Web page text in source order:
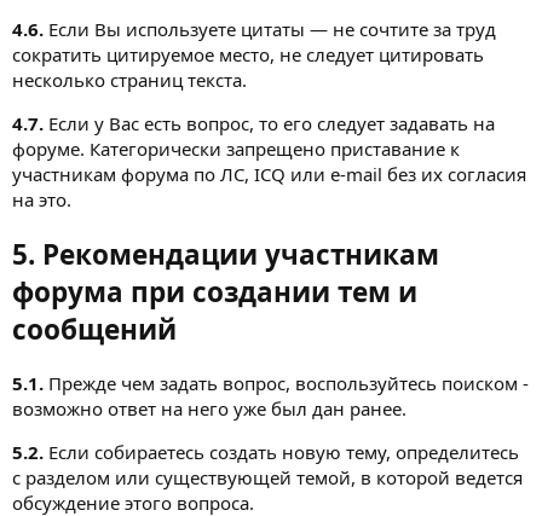
4.6. Если Вы используете цитаты — не сочтите за труд
сократить цитируемое место, не следует цитировать
несколько страниц текста.
4.7. Если у Вас есть вопрос, то его следует задавать на
форуме. Категорически запрещено приставание к
участникам форума по ЛС, ICQ или e-mail без их согласия
на это.
5. Рекомендации участникам
форума при создании тем и
сообщений
5.1. Прежде чем задать вопрос, воспользуйтесь поиском -
возможно ответ на него уже был дан ранее.
5.2. Если собираетесь создать новую тему, определитесь
с разделом или существующей темой, в которой ведется
обсуждение этого вопроса.